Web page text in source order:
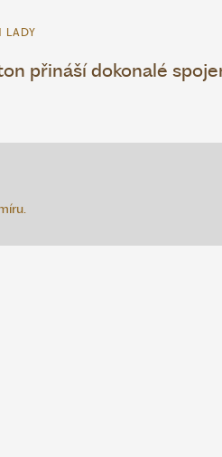
LADY
přináší dokonalé